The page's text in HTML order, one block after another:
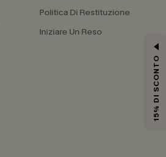
Politica Di Restituzione
Iniziare Un Reso
15% DI SCONTO